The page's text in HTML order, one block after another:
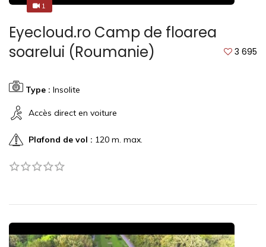
11
Eyecloud.ro Camp de floarea
soarelui (Roumanie)
3 695
Type : Insolite
Accès direct en voiture
Plafond de vol : 120 m. max.